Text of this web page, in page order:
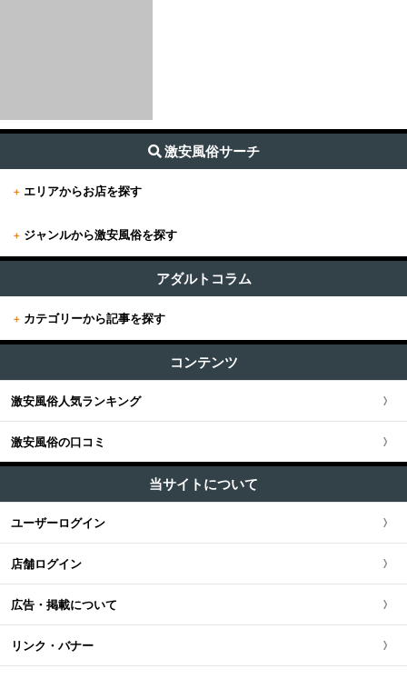
激安風俗サーチ
+ エリアからお店を探す
+東京
東京全域
新宿・歌舞伎町・新大久保・高田馬場
池袋・大塚・巣鴨
五反田・品川・高輪・蒲田
新橋・汐留・銀座・六本木
上野・鶯谷・神田・秋葉原
錦糸町・葛西・葛飾
立川・八王子・町田
関東版TOP
埼玉県
神奈川県
茨城県
栃木県
群馬県
+関西
関西全域
大阪府
兵庫県
滋賀県
奈良県
和歌山県
東海・北陸・甲信越版TOP
東海・北陸・甲信越全域
静岡県
新潟県
岐阜県
三重県
中国・四国版TOP
中国・四国全域
広島県
岡山県
鳥取県
+九州・沖縄
九州・沖縄版TOP
九州・沖縄全域
福岡県
熊本県
+ ジャンルから激安風俗を探す
セクキャバ (83)
ホテヘル (32)
ファッションヘルス (90)
デリヘル (210)
ピンサロ (27)
オナクラ・手コキ (117)
アダルトコラム
+ カテゴリーから記事を探す
コンテンツ
激安風俗人気ランキング
激安風俗の口コミ
当サイトについて
ユーザーログイン
店舗ログイン
広告・掲載について
リンク・バナー